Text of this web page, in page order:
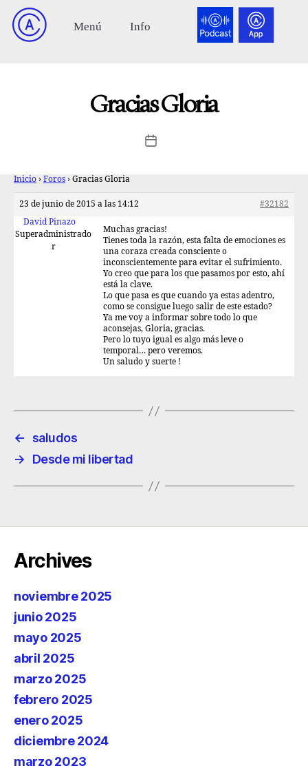
Gracias Gloria
Inicio › Foros › Gracias Gloria
23 de junio de 2015 a las 14:12
#32182
David Pinazo
Superadministrado
r
Muchas gracias!
Tienes toda la razón, esta falta de emociones es
una coraza creada consciente o
inconscientemente para evitar el sufrimiento.
Yo creo que para los que pasamos por esto, ahí
está la clave.
Lo que pasa es que cuando ya estas adentro,
como se consigue luego salir de este estado?
Ya me voy a informar sobre todo lo que
aconsejas, Gloria, gracias.
Pero lo tuyo igual es algo más leve o
temporal… pero veremos.
Un saludo y suerte !
←
saludos
→
Desde mi libertad
Archives
noviembre 2025
junio 2025
mayo 2025
abril 2025
marzo 2025
febrero 2025
enero 2025
diciembre 2024
marzo 2023